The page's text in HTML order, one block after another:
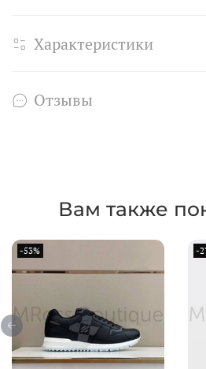
Характеристики
Отзывы
Вам также
-53% -